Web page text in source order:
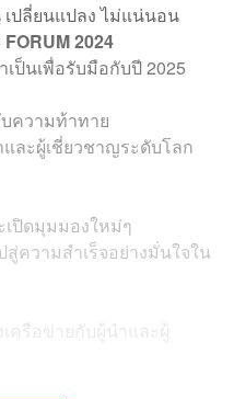
ปลี่ยนแปลง ไม่แน่นอน
2024
ป็นเพื่อรับมือกับปี 2025
ความท้าทาย
ละผู้เชี่ยวชาญระดับโลก
ปิดมุมมองใหม่ๆ
ความสำเร็จอย่างมั่นใจใน
เครือข่ายกับผู้นำและผู้